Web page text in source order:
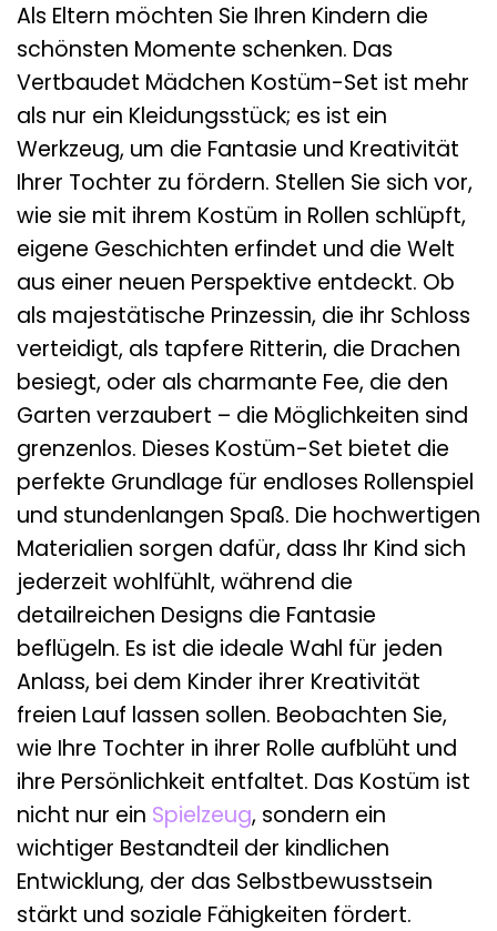
Als Eltern möchten Sie Ihren Kindern die
schönsten Momente schenken. Das
Vertbaudet Mädchen Kostüm-Set ist mehr
als nur ein Kleidungsstück; es ist ein
Werkzeug, um die Fantasie und Kreativität
Ihrer Tochter zu fördern. Stellen Sie sich vor,
wie sie mit ihrem Kostüm in Rollen schlüpft,
eigene Geschichten erfindet und die Welt
aus einer neuen Perspektive entdeckt. Ob
als majestätische Prinzessin, die ihr Schloss
verteidigt, als tapfere Ritterin, die Drachen
besiegt, oder als charmante Fee, die den
Garten verzaubert – die Möglichkeiten sind
grenzenlos. Dieses Kostüm-Set bietet die
perfekte Grundlage für endloses Rollenspiel
und stundenlangen Spaß. Die hochwertigen
Materialien sorgen dafür, dass Ihr Kind sich
jederzeit wohlfühlt, während die
detailreichen Designs die Fantasie
beflügeln. Es ist die ideale Wahl für jeden
Anlass, bei dem Kinder ihrer Kreativität
freien Lauf lassen sollen. Beobachten Sie,
wie Ihre Tochter in ihrer Rolle aufblüht und
ihre Persönlichkeit entfaltet. Das Kostüm ist
nicht nur ein Spielzeug, sondern ein
wichtiger Bestandteil der kindlichen
Entwicklung, der das Selbstbewusstsein
stärkt und soziale Fähigkeiten fördert.